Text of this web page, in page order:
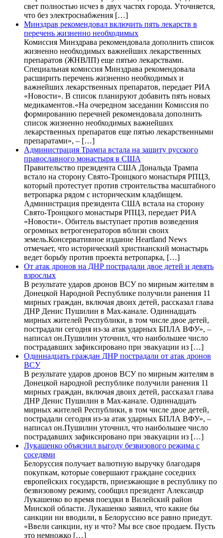
свет полностью исчез в двух частях города. Уточняется,
что без электроснабжения […]
Минздрав рекомендовал включить пять лекарств в
перечень жизненно необходимых
Комиссия Минздрава рекомендовала дополнить список
жизненно необходимых важнейших лекарственных
препаратов (ЖНВЛП) еще пятью лекарствами.
Специальная комиссия Минздрава рекомендовала
расширить перечень жизненно необходимых и
важнейших лекарственных препаратов, передает РИА
«Новости». В список планируют добавить пять новых
медикаментов.«На очередном заседании Комиссия по
формированию перечней рекомендовала дополнить
список жизненно необходимых важнейших
лекарственных препаратов еще пятью лекарственными
препаратами», – […]
Администрация Трампа встала на защиту русского
православного монастыря в США
Правительство президента США Дональда Трампа
встало на сторону Свято-Троицкого монастыря РПЦЗ,
который протестует против строительства масштабного
ветропарка рядом с историческим кладбищем.
Администрация президента США встала на сторону
Свято-Троицкого монастыря РПЦЗ, передает РИА
«Новости». Обитель выступает против возведения
огромных ветрогенераторов вблизи своих
земель.Консервативное издание Heartland News
отмечает, что исторический христианский монастырь
ведет борьбу против проекта ветропарка, […]
От атак дронов на ДНР пострадали двое детей и девять
взрослых
В результате ударов дронов ВСУ по мирным жителям в
Донецкой Народной Республике получили ранения 11
мирных граждан, включая двоих детей, рассказал глава
ДНР Денис Пушилин в Max-канале. Одиннадцать
мирных жителей Республики, в том числе двое детей,
пострадали сегодня из-за атак ударных БПЛА ВФУ», –
написал он.Пушилин уточнил, что наибольшее число
пострадавших зафиксировано при эвакуации из […]
Одиннадцать граждан ДНР пострадали от атак дронов
ВСУ
В результате ударов дронов ВСУ по мирным жителям в
Донецкой народной республике получили ранения 11
мирных граждан, включая двоих детей, рассказал глава
ДНР Денис Пушилин в Max-канале. Одиннадцать
мирных жителей Республики, в том числе двое детей,
пострадали сегодня из-за атак ударных БПЛА ВФУ», –
написал он.Пушилин уточнил, что наибольшее число
пострадавших зафиксировано при эвакуации из […]
Лукашенко объяснил выгоду безвизового режима с
соседями
Белоруссия получает валютную выручку благодаря
покупкам, которые совершают граждане соседних
европейских государств, приезжающие в республику по
безвизовому режиму, сообщил президент Александр
Лукашенко во время поездки в Вилейский район
Минской области. Лукашенко заявил, что какие бы
санкции ни вводили, в Белоруссию все равно приедут.
«Ввели санкции, ну и что? Мы все свое продаем. Пусть
это немножко […]